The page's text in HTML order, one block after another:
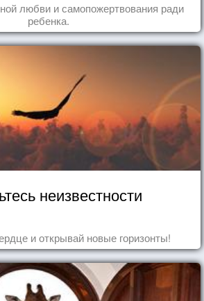
любви и самопожертвования ради
ребенка.
неизвестности
и открывай новые горизонты!